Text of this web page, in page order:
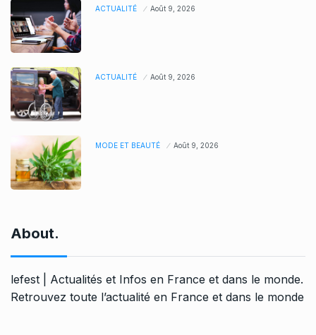
ACTUALITÉ Août 9, 2026
ACTUALITÉ Août 9, 2026
MODE ET BEAUTÉ Août 9, 2026
About.
lefest | Actualités et Infos en France et dans le monde.
Retrouvez toute l’actualité en France et dans le monde